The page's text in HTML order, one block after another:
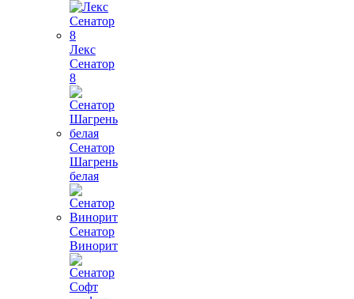
Лекс
Сенатор
8
Сенатор
Шагрень
белая
Сенатор
Винорит